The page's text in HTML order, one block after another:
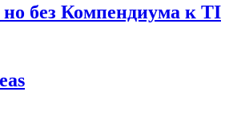
без Компендиума к TI